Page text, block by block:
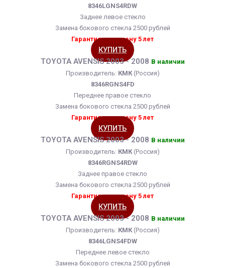
8346LGNS4RDW
Заднее левое стекло
Замена бокового стекла 2500 рублей
Гарантия на замену 5 лет
КУПИТЬ
TOYOTA AVENSIS 2003 - 2008 В наличии
Производитель: КМК(Россия)
8346RGNS4FD
Переднее правое стекло
Замена бокового стекла 2500 рублей
Гарантия на замену 5 лет
КУПИТЬ
TOYOTA AVENSIS 2003 - 2008 В наличии
Производитель: КМК(Россия)
8346RGNS4RDW
Заднее правое стекло
Замена бокового стекла 2500 рублей
Гарантия на замену 5 лет
КУПИТЬ
TOYOTA AVENSIS 2003 - 2008 В наличии
Производитель: КМК(Россия)
8346LGNS4FDW
Переднее левое стекло
Замена бокового стекла 2500 рублей